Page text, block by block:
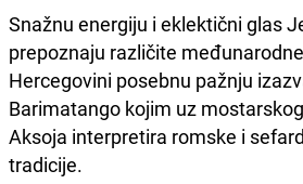
Snažnu energiju i eklektični glas
prepoznaju različite
Hercegovini posebnu pažnju
Barimatango kojim uz
Aksoja interpretira romske i
tradicije.